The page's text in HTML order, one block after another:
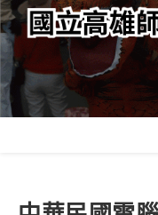
內
容